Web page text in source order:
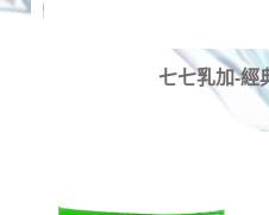
七七乳加-經